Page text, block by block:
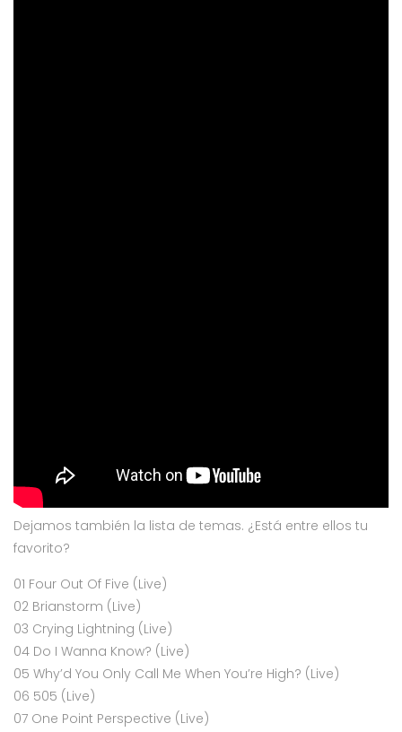
Dejamos también la lista de temas. ¿Está entre ellos tu
favorito?
01 Four Out Of Five (Live)
02 Brianstorm (Live)
03 Crying Lightning (Live)
04 Do I Wanna Know? (Live)
05 Why’d You Only Call Me When You’re High? (Live)
06 505 (Live)
07 One Point Perspective (Live)